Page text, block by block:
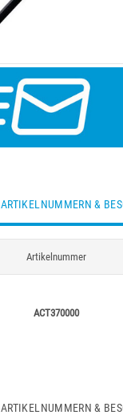
ARTIKELNUMMERN &
Artikelnummer
ACT370000
ARTIKELNUMMERN &